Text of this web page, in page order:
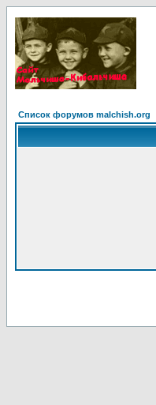
Список форумов malchish.org